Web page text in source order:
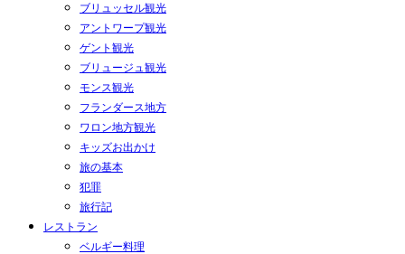
ブリュッセル観光
アントワープ観光
ゲント観光
ブリュージュ観光
モンス観光
フランダース地方
ワロン地方観光
キッズお出かけ
旅の基本
犯罪
旅行記
レストラン
ベルギー料理